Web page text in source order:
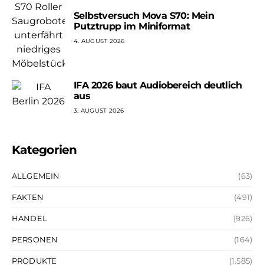
Selbstversuch Mova S70: Mein
Putztrupp im Miniformat
4. AUGUST 2026
IFA 2026 baut Audiobereich deutlich
aus
3. AUGUST 2026
Kategorien
ALLGEMEIN (63)
FAKTEN (491)
HANDEL (926)
PERSONEN (164)
PRODUKTE (1.585)